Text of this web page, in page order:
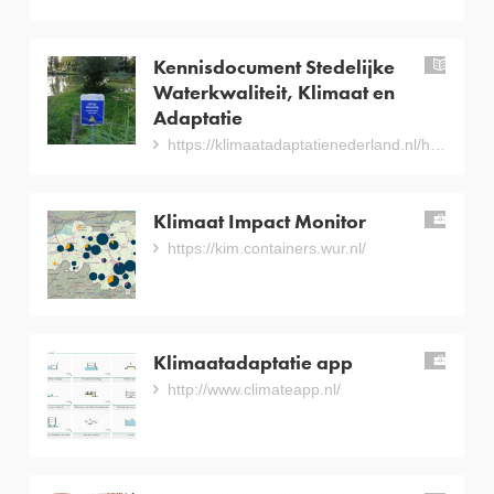
Kennisdocument Stedelijke
Waterkwaliteit, Klimaat en
Adaptatie
https://klimaatadaptatienederland.nl/hulpmiddelen/overzicht/kennisdocument-stedelijke-waterkwaliteit-klimaat/
Klimaat Impact Monitor
https://kim.containers.wur.nl/
Klimaatadaptatie app
http://www.climateapp.nl/